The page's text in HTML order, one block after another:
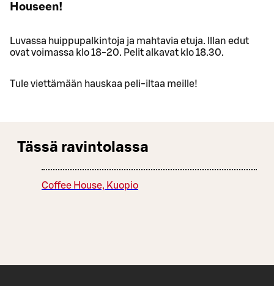
Houseen!
Luvassa huippupalkintoja ja mahtavia etuja. Illan edut
ovat voimassa klo 18-20. Pelit alkavat klo 18.30.
Tule viettämään hauskaa peli-iltaa meille!
Tässä ravintolassa
Coffee House, Kuopio